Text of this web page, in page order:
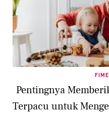
Pentingnya
Terpacu untuk